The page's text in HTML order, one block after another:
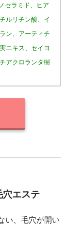
セラミド、ヒア
ルリチン酸、イ
ン、アーティチ
エキス、セイヨ
アクロランタ樹
穴エステ
い、毛穴が開い